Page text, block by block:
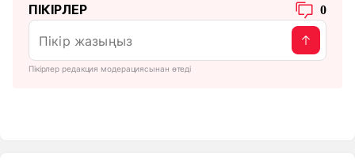
ПІКІРЛЕР 0
Пікірлер редакция модерациясынан өтеді